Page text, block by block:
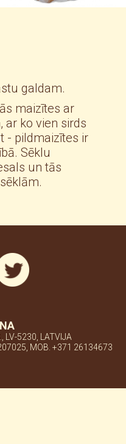
galdam.
maizītes ar
ar ko vien sirds
- pildmaizītes ir
Sēklu
un tās
LV-5230, LATVIJA
MOB. +371 26134673